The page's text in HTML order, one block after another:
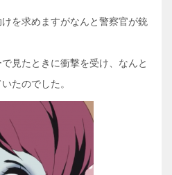
を求めますがなんと警察官が銃
見たときに衝撃を受け、なんと
たのでした。